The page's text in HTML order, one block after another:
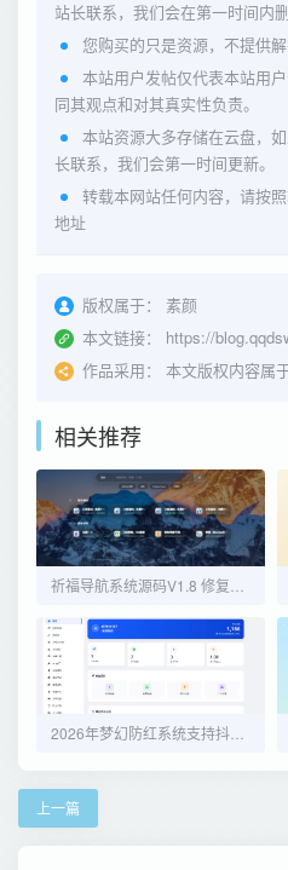
站长联系，我们会在第一时间内删
您购买的只是资源，不提供
本站用户发帖仅代表本站用
同其观点和对其真实性负责。
本站资源大多存储在云盘，
长联系，我们会第一时间更新。
转载本网站任何内容，请按
地址
版权属于：
素颜
本文链接：
https://
作品采用：
本文版权内容属
相关推荐
上一篇